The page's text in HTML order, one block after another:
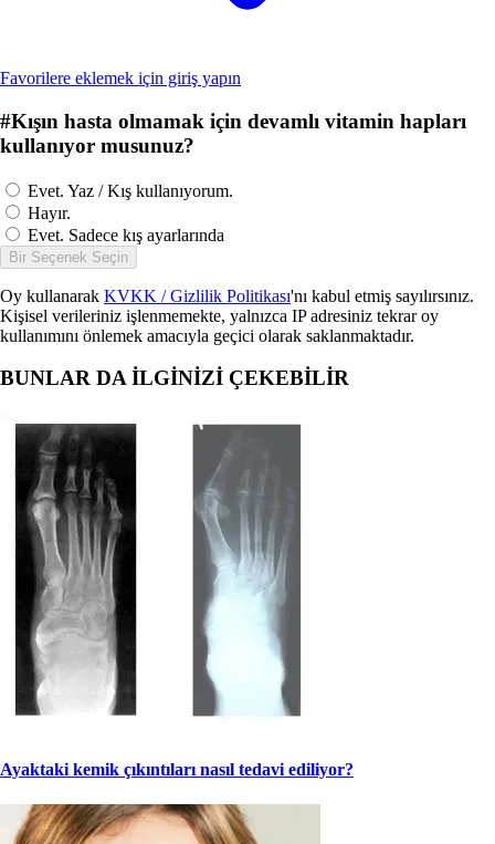
Favorilere eklemek için giriş yapın
#Kışın hasta olmamak için devamlı vitamin hapları
kullanıyor musunuz?
Evet. Yaz / Kış kullanıyorum.
Hayır.
Evet. Sadece kış ayarlarında
Bir Seçenek Seçin
Oy kullanarak KVKK / Gizlilik Politikası'nı kabul etmiş sayılırsınız.
Kişisel verileriniz işlenmemekte, yalnızca IP adresiniz tekrar oy
kullanımını önlemek amacıyla geçici olarak saklanmaktadır.
BUNLAR DA İLGİNİZİ ÇEKEBİLİR
Ayaktaki kemik çıkıntıları nasıl tedavi ediliyor?